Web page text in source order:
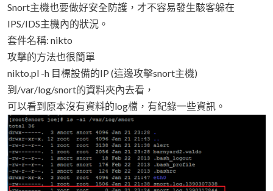
Snort主機也要做好安全防護，才不容易發生駭客躲在
IPS/IDS主機內的狀況。
套件名稱: nikto
攻擊的方法也很簡單
nikto.pl -h 目標設備的IP (這邊攻擊snort主機)
到/var/log/snort的資料夾內去看，
可以看到原本沒有資料的log檔，有紀錄一些資訊。